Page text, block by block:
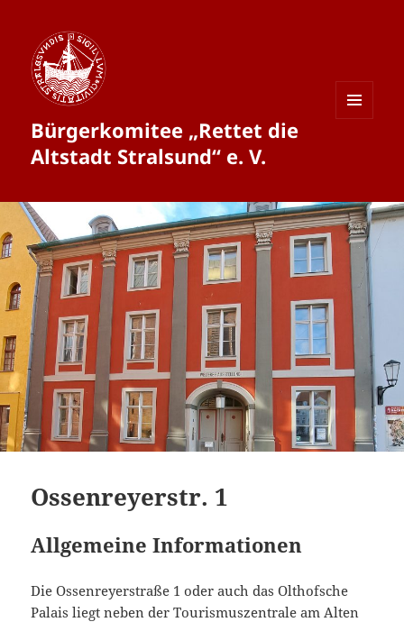
Bürgerkomitee „Rettet die
Altstadt Stralsund“ e. V.
Ossenreyerstr. 1
Allgemeine Informationen
Die Ossenreyerstraße 1 oder auch das Olthofsche
Palais liegt neben der Tourismuszentrale am Alten